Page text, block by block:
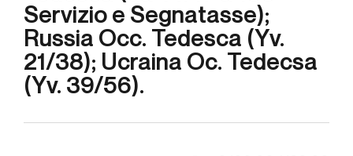
Servizio e Segnatasse);
Russia Occ. Tedesca (Yv.
21/38); Ucraina Oc. Tedecsa
(Yv. 39/56).